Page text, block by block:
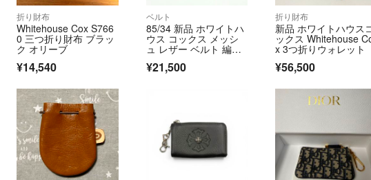
折り財布
Whitehouse Cox S766
0 三つ折り財布 ブラッ
ク オリーブ
¥14,540
ベルト
85/34 新品 ホワイトハ
ウス コックス メッシ
ュ レザー ベルト 編み
¥21,500
折り財布
新品 ホワイトハウス
ックス Whitehouse
x 3つ折りウォレット
¥56,500